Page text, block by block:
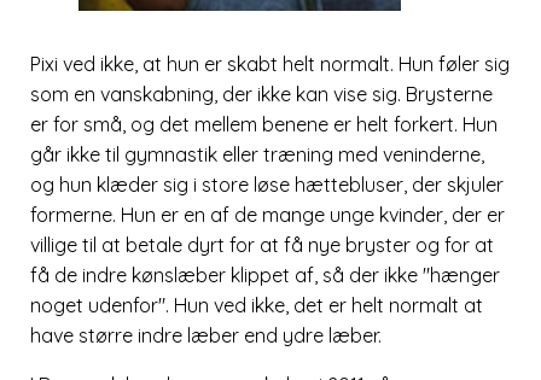
Pixi ved ikke, at hun er skabt helt normalt. Hun føler sig
som en vanskabning, der ikke kan vise sig. Brysterne
er for små, og det mellem benene er helt forkert. Hun
går ikke til gymnastik eller træning med veninderne,
og hun klæder sig i store løse hættebluser, der skjuler
formerne. Hun er en af de mange unge kvinder, der er
villige til at betale dyrt for at få nye bryster og for at
få de indre kønslæber klippet af, så der ikke hænger
noget udenfor . Hun ved ikke, det er helt normalt at
have større indre læber end ydre læber.